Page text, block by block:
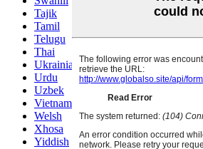
Tajik
Tamil
Telugu
Thai
Ukrainian
Urdu
Uzbek
Vietnamese
Welsh
Xhosa
Yiddish